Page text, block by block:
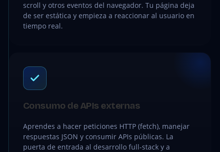
scroll y otros eventos del navegador. Tu página deja
de ser estática y empieza a reaccionar al usuario en
tiempo real.
Consumo de APIs externas
Aprendes a hacer peticiones HTTP (fetch), manejar
respuestas JSON y consumir APIs públicas. La
puerta de entrada al desarrollo full-stack y a